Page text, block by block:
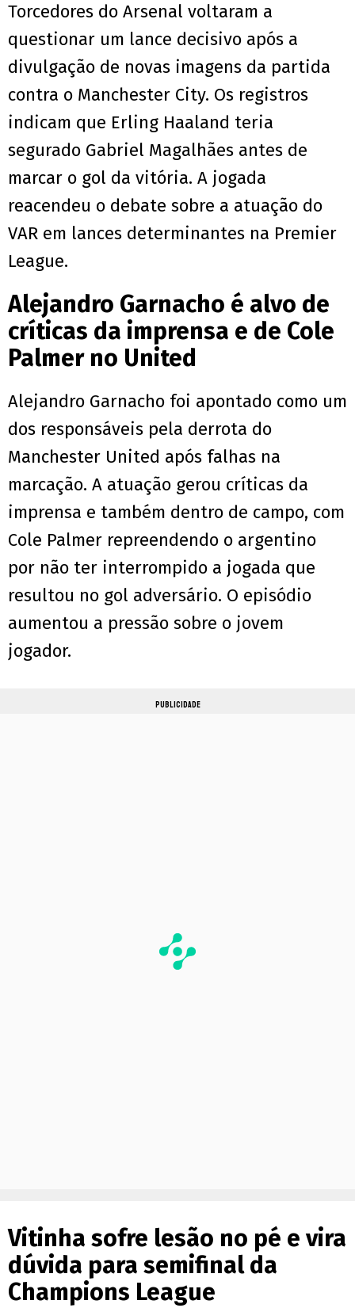
Torcedores do Arsenal voltaram a
questionar um lance decisivo após a
divulgação de novas imagens da partida
contra o Manchester City. Os registros
indicam que Erling Haaland teria
segurado Gabriel Magalhães antes de
marcar o gol da vitória. A jogada
reacendeu o debate sobre a atuação do
VAR em lances determinantes na Premier
League.
Alejandro Garnacho é alvo de
críticas da imprensa e de Cole
Palmer no United
Alejandro Garnacho foi apontado como um
dos responsáveis pela derrota do
Manchester United após falhas na
marcação. A atuação gerou críticas da
imprensa e também dentro de campo, com
Cole Palmer repreendendo o argentino
por não ter interrompido a jogada que
resultou no gol adversário. O episódio
aumentou a pressão sobre o jovem
jogador.
PUBLICIDADE
Vitinha sofre lesão no pé e vira
dúvida para semifinal da
Champions League